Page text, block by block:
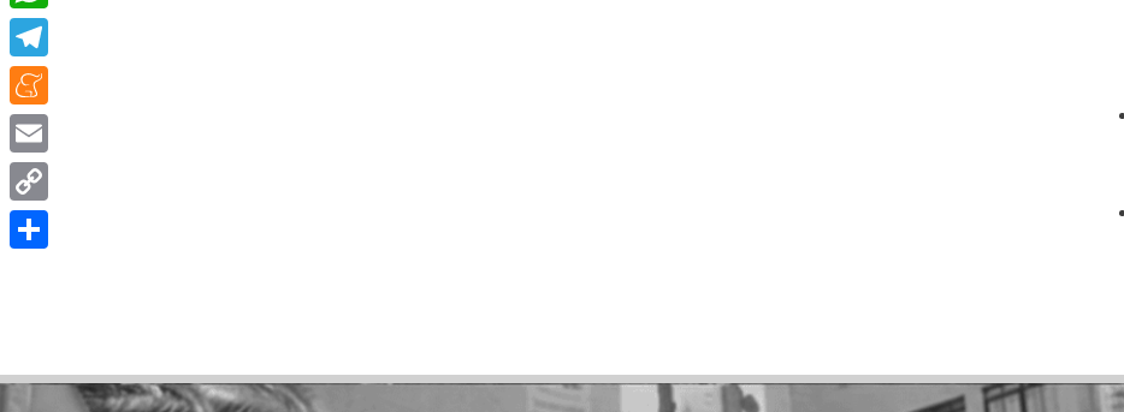
WhatsApp
Telegram
Meneame
Email
Copy